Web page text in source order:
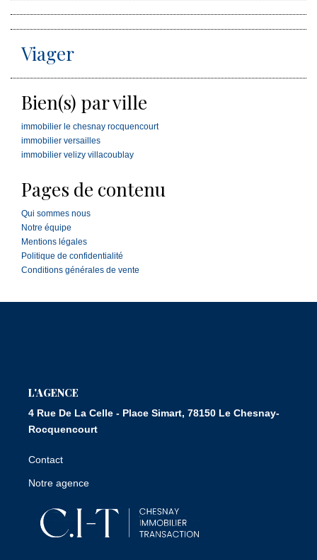
Viager
Bien(s) par ville
immobilier le chesnay rocquencourt
immobilier versailles
immobilier velizy villacoublay
Pages de contenu
Qui sommes nous
Notre équipe
Mentions légales
Politique de confidentialité
Conditions générales de vente
L'AGENCE
4 Rue De La Celle - Place Simart, 78150 Le Chesnay-
Rocquencourt
Contact
Notre agence